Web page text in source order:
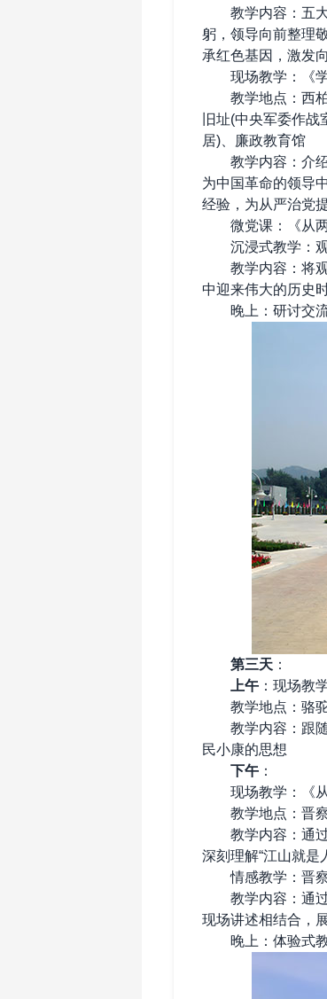
教学内容：五大
躬，领导向前整理
承红色基因，激发
现场教学：《学
教学地点：西柏
旧址(中央军委作
居)、廉政教育馆
教学内容：介绍
为中国革命的领导
经验，为从严治党
微党课：《从两
沉浸式教学：观
教学内容：将观
中迎来伟大的历史
晚上‌：研讨交
第三天 ：
上午‌ ：现场教
教学地点：骆驼
教学内容：跟随
民小康的思想
下午‌ ：
现场教学：《从
教学地点：晋察
教学内容：通过
深刻理解“江山就是
情感教学：晋察
教学内容：通过
现场讲述相结合，
晚上‌：体验式